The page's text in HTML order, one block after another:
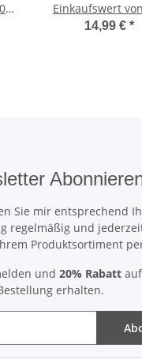
Einkaufswert
Euro -14,99 € *
Sie mir entsprechend
regelmäßig und
Produktsortiment
und 20% Rabattauf
erhalten.